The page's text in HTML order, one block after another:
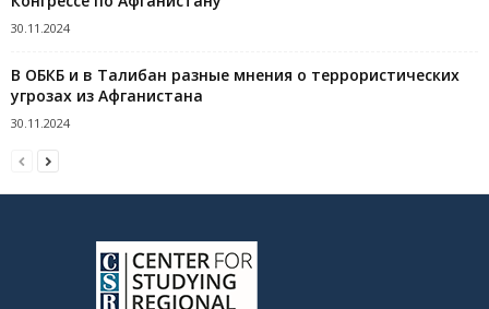
30.11.2024
В ОБКБ и в Талибан разные мнения о террористических
угрозах из Афганистана
30.11.2024